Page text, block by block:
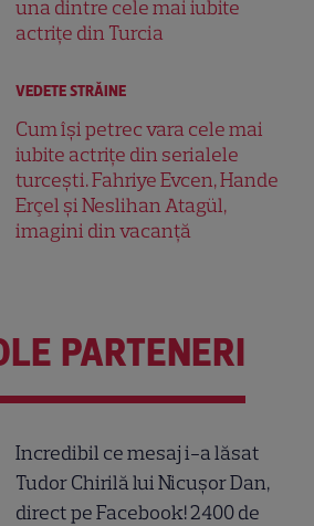
una dintre cele mai iubite
actrițe din Turcia
VEDETE STRĂINE
Cum își petrec vara cele mai
iubite actrițe din serialele
turcești. Fahriye Evcen, Hande
Erçel și Neslihan Atagül,
imagini din vacanță
PARTENERI
Incredibil ce mesaj i-a lăsat
Tudor Chirilă lui Nicușor Dan,
direct pe Facebook! 2400 de